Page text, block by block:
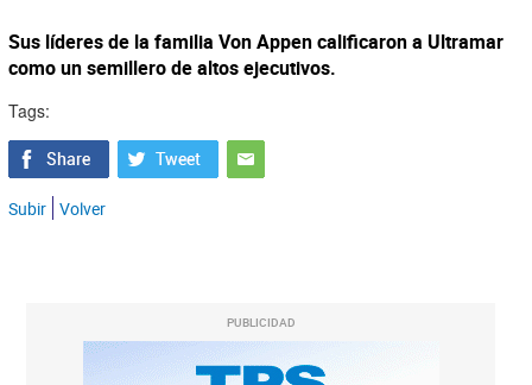
Sus líderes de la familia Von Appen calificaron a Ultramar
como un semillero de altos ejecutivos.
Tags:
Subir Volver
PUBLICIDAD